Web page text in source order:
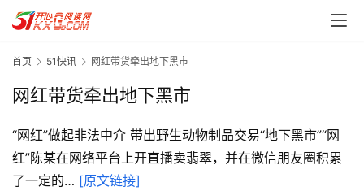
首
页
首页 51快讯 网红带货牵出地下黑市
网红带货牵出地下黑市
“网红”做起非法中介 带出野生动物制品交易“地下黑市”“网
红”陈某在网络平台上开直播卖翡翠，并在微信朋友圈积累
了一定的… [原文链接]